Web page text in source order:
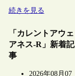
続きを見る
「カレントアウェ
アネス-R」新着記
事
2026年08月07